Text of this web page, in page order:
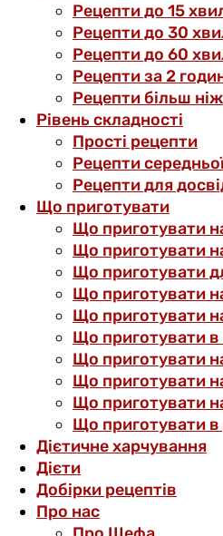
Рецепти до 15
Рецепти до 30
Рецепти до 60
Рецепти за 2
Рецепти більш
Рівень складності
Прості рецепти
Рецепти
Рецепти для
Що приготувати
Що приготувати
Що приготувати
Що приготувати
Що приготувати
Що приготувати
Що приготувати в
Що приготувати
Що приготувати
Що приготувати
Що приготувати в
Дієтичне харчування
Дієти
Добірки рецептів
Про нас